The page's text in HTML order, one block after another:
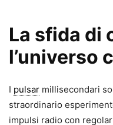
La sfida di
l’universo
I pulsar millisecondari
straordinario
impulsi radio con